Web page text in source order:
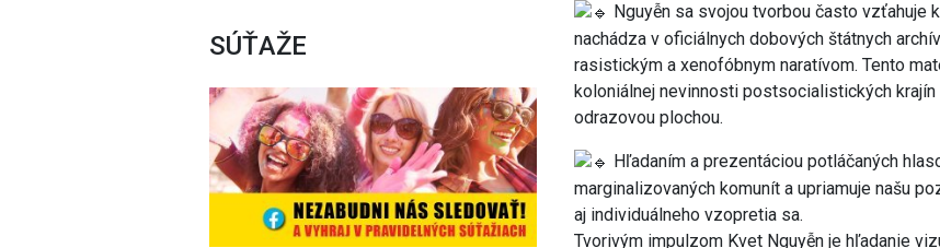
SÚŤAŽE
Nguyễn sa svojou tvorbou často vzťahuje
nachádza v oficiálnych dobových štátnych
rasistickým a xenofóbnym naratívom. Tento
koloniálnej nevinnosti postsocialistických
odrazovou plochou.
Hľadaním a prezentáciou potláčaných
marginalizovaných komunít a upriamuje našu
aj individuálneho vzopretia sa.
Tvorivým impulzom Kvet Nguyễn je hľadanie